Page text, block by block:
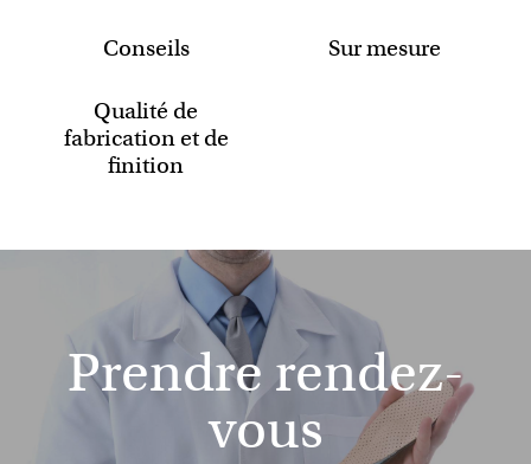
Conseils Sur mesure
Qualité de
fabrication et de
finition
Prendre rendez-
vous